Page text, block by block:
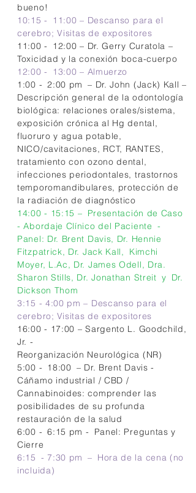
bueno!
10:15 -
11:00 – Descanso para el
cerebro;Visitas de expositores
11:00 -
12:00 – Dr. Gerry Curatola –
Toxicidad y la conexión boca-cuerpo
12:00 -
13:00 – Almuerzo
1:00 - 2:00 pm – Dr. John (Jack) Kall –
Descripción general de la odontología
biológica: relaciones orales/sistema,
exposición crónica al Hg dental,
fluoruro y agua potable,
NICO/cavitaciones, RCT, RANTES,
tratamiento con ozono dental,
infecciones periodontales, trastornos
temporomandibulares, protección de
la radiación de diagnóstico
14:00 - 15:15 – Presentación de Caso
- Abordaje Clínico del Paciente -
Panel: Dr. Brent Davis, Dr. Hennie
Fitzpatrick, Dr. Jack Kall,
Kimchi
Moyer, L.Ac, Dr. James Odell, Dra.
Sharon Stills, Dr. Jonathan Streit y Dr.
Dickson Thom
3:15 - 4:00 pm – Descanso para el
cerebro; Visitas de expositores
16:00 - 17:00 – Sargento L. Goodchild,
Jr. -
Reorganización Neurológica (NR)
5:00 - 18:00 – Dr. Brent Davis -
Cáñamo industrial / CBD /
Cannabinoides: comprender las
posibilidades de su profunda
restauración de la salud
6:00 - 6:15 pm -
Panel: Preguntas y
Cierre
6:15 - 7:30 pm – Hora de la cena (no
incluida)